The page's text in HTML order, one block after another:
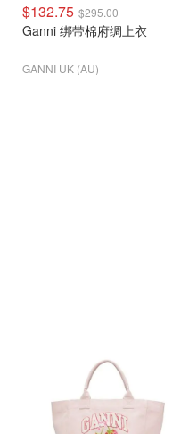
$132.75 $295.00
Ganni 绑带棉府绸上衣
GANNI UK (AU)